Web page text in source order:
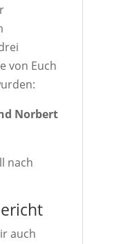
von Euch
Norbert
nach
auch